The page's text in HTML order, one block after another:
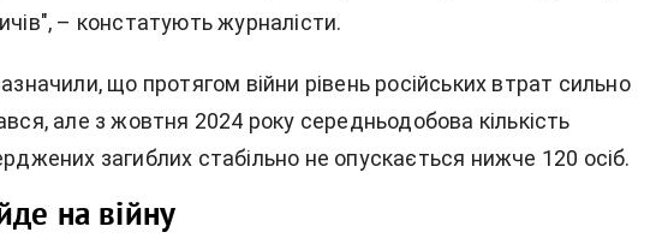
– констатують журналісти.
що протягом війни рівень російських втрат сильно
але з жовтня 2024 року середньодобова кількість
загиблих стабільно не опускається нижче 120 осіб.
на війну